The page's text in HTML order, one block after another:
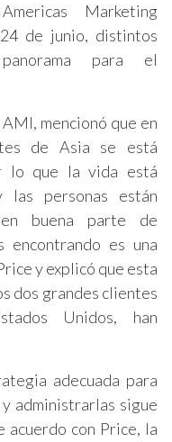
Marketing
de junio, distintos
para el
mencionó que en
de Asia se está
lo que la vida está
personas están
buena parte de
encontrando es una
y explicó que esta
dos grandes clientes
Unidos, han
adecuada para
administrarlas sigue
acuerdo con Price, la